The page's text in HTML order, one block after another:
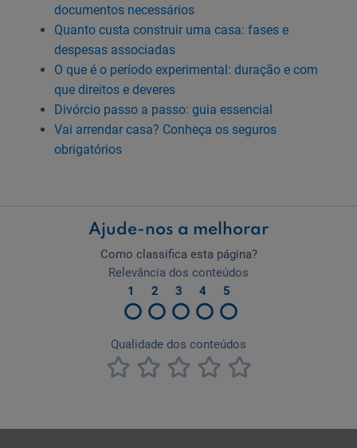
documentos necessários
Quanto custa construir uma casa: fases e
despesas associadas
O que é o período experimental: duração e com
que direitos e deveres
Divórcio passo a passo: guia essencial
Vai arrendar casa? Conheça os seguros
obrigatórios